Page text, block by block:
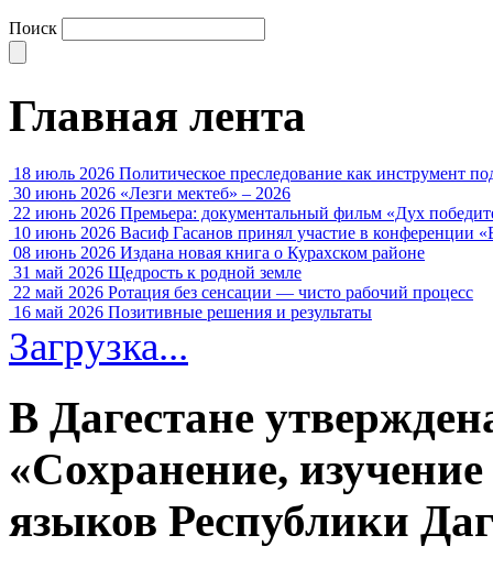
Поиск
Главная лента
18 июль 2026 Политическое преследование как инструмент
30 июнь 2026 «Лезги мектеб» – 2026
22 июнь 2026 Премьера: документальный фильм «Дух
10 июнь 2026 Васиф Гасанов принял участие в конференции
08 июнь 2026 Издана новая книга о Курахском районе
31 май 2026 Щедрость к родной земле
22 май 2026 Ротация без сенсации — чисто рабочий процесс
16 май 2026 Позитивные решения и результаты
Загрузка...
В Дагестане
«Сохранение,
языков Республики